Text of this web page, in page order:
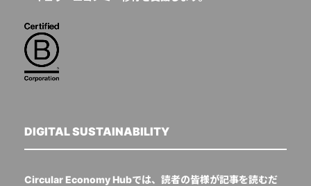
DIGITAL SUSTAINABILITY
Circular Economy Hubでは、読者の皆様が記事を読むだ